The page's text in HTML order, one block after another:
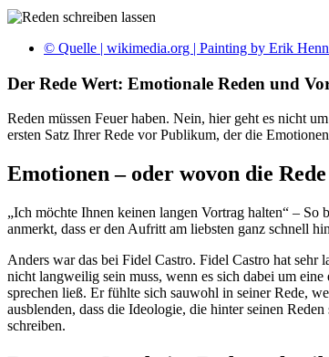
© Quelle | wikimedia.org | Painting by Erik
Der Rede Wert: Emotionale Reden und
Reden müssen Feuer haben. Nein, hier geht es nicht
ersten Satz Ihrer Rede vor Publikum, der die
Emotionen – oder wovon die Rede
„Ich möchte Ihnen keinen langen Vortrag halten“ –
anmerkt, dass er den Aufritt am liebsten ganz schnell
Anders war das bei Fidel Castro. Fidel Castro hat sehr
nicht langweilig sein muss, wenn es sich dabei um
sprechen ließ. Er fühlte sich sauwohl in seiner Rede,
ausblenden, dass die Ideologie, die hinter seinen
schreiben.